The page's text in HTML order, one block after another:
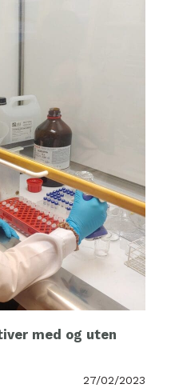
med og uten
27/02/2023